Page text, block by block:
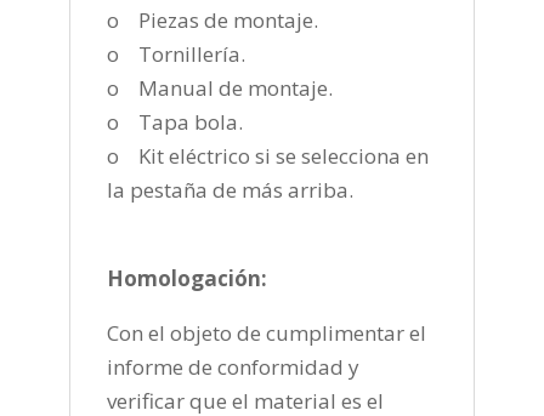
o Piezas de montaje.
o Tornillería.
o Manual de montaje.
o Tapa bola.
o Kit eléctrico si se selecciona en
la pestaña de más arriba.
Homologación:
Con el objeto de cumplimentar el
informe de conformidad y
verificar que el material es el